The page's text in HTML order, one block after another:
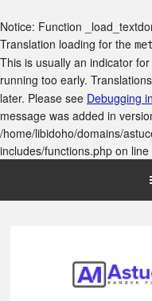
Notice: Function
Translation loading for the
This is usually an indicator
running too early.
later. Please see Debugging
message was added in
/home/libidoho/domains/
includes/functions.php on line